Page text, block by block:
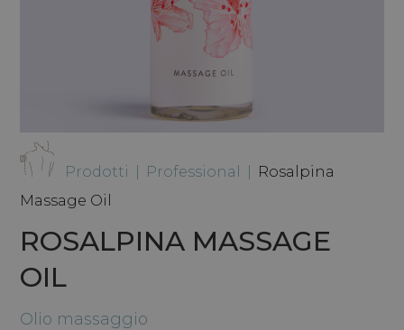
Prodotti Professional
Rosalpina
Massage Oil
ROSALPINA MASSAGE
OIL
Olio massaggio